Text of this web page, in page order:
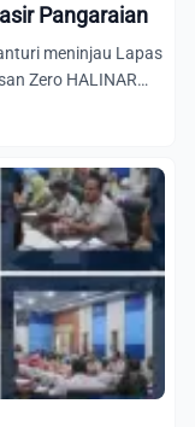
Pangaraian
meninjau Lapas
Zero HALINAR